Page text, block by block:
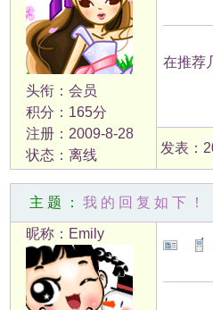
头衔：会员
积分：165分
注册：2009-8-28
状态：离线
在推荐
发表：
主题： 我的回复如下！
昵称：Emily